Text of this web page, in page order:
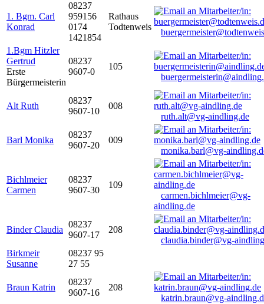
1. Bgm. Carl
Konrad
08237
959156
0174
1421854
Rathaus
Todtenweis
1.Bgm Hitzler
Gertrud
Erste
Bürgermeisterin
08237
9607-0
105
Alt Ruth
08237
9607-10
008
ruth.alt@vg-aindling.de
Barl Monika
08237
9607-20
009
monika.barl@vg-
Bichlmeier
Carmen
08237
9607-30
109
carmen.bichlmeier@vg-
aindling.de
Binder Claudia
08237
9607-17
208
claudia.binder@vg-
Birkmeir
Susanne
08237 95
27 55
Braun Katrin
08237
9607-16
208
katrin.braun@vg-